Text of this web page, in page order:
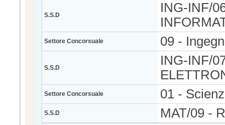
S.S.D
ING-INF/
Settore Concorsuale 09 -
S.S.D
ING-INF/
Settore Concorsuale 01 -
S.S.D MAT/09 -